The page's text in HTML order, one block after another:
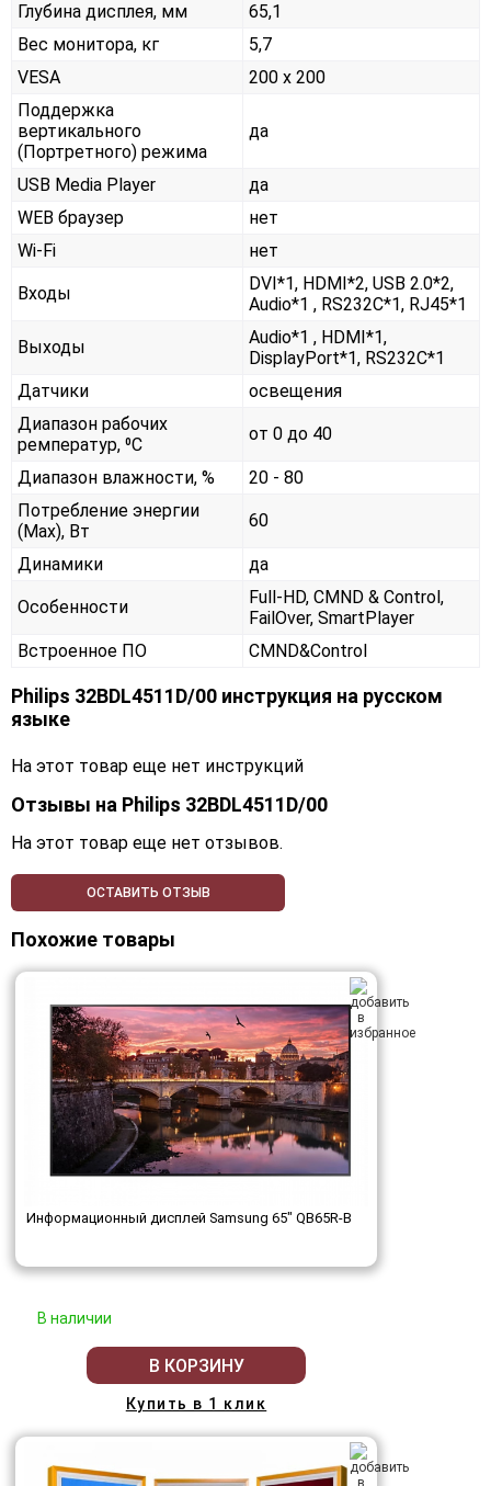
Глубина дисплея, мм
65,1
Вес монитора, кг
5,7
VESA
200 x 200
Поддержка
вертикального
(Портретного) режима
да
USB Media Player
да
WEB браузер
нет
Wi-Fi
нет
Входы
DVI*1, HDMI*2, USB 2.0*2,
Audio*1 , RS232С*1, RJ45*1
Выходы
Audio*1 , HDMI*1,
DisplayPort*1, RS232С*1
Датчики
освещения
Диапазон рабочих
ремператур, ⁰С
от 0 до 40
Диапазон влажности, %
20 - 80
Потребление энергии
(Max), Вт
60
Динамики да
Особенности
Full-HD, CMND & Control,
FailOver, SmartPlayer
Встроенное ПО
CMND&Control
Philips 32BDL4511D/00 инструкция на русском
языке
На этот товар еще нет инструкций
Отзывы на Philips 32BDL4511D/00
На этот товар еще нет отзывов.
ОСТАВИТЬ ОТЗЫВ
Похожие товары
Информационный дисплей Samsung 65" QB65R-B
В наличии
В КОРЗИНУ
Купить в 1 клик